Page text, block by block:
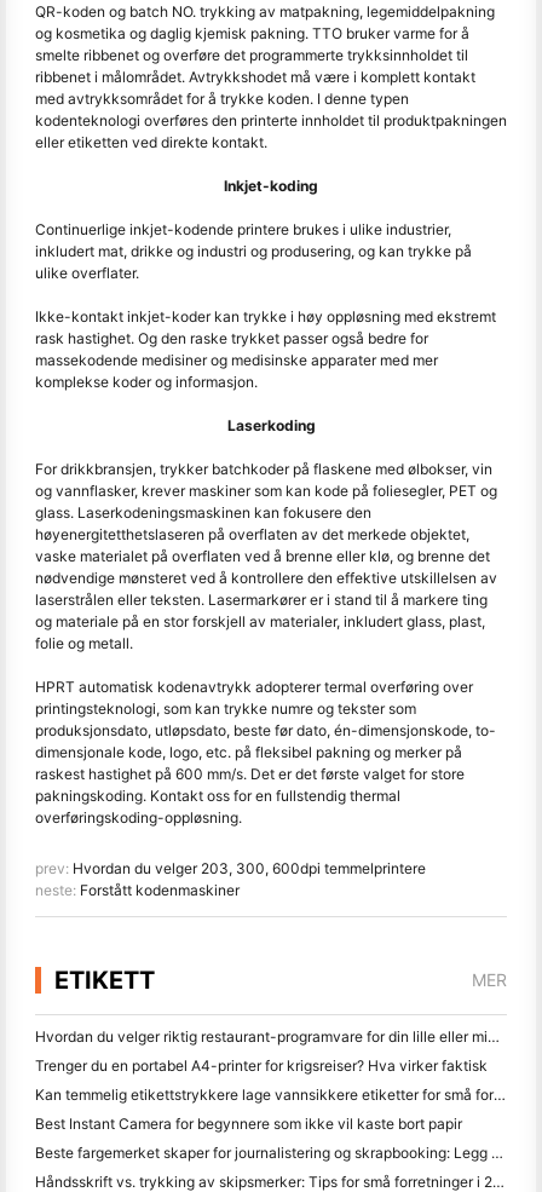
QR-koden og batch NO. trykking av matpakning, legemiddelpakning
og kosmetika og daglig kjemisk pakning. TTO bruker varme for å
smelte ribbenet og overføre det programmerte trykksinnholdet til
ribbenet i målområdet. Avtrykkshodet må være i komplett kontakt
med avtrykksområdet for å trykke koden. I denne typen
kodenteknologi overføres den printerte innholdet til produktpakningen
eller etiketten ved direkte kontakt.
Inkjet-koding
Continuerlige inkjet-kodende printere brukes i ulike industrier,
inkludert mat, drikke og industri og produsering, og kan trykke på
ulike overflater.
Ikke-kontakt inkjet-koder kan trykke i høy oppløsning med ekstremt
rask hastighet. Og den raske trykket passer også bedre for
massekodende medisiner og medisinske apparater med mer
komplekse koder og informasjon.
Laserkoding
For drikkbransjen, trykker batchkoder på flaskene med ølbokser, vin
og vannflasker, krever maskiner som kan kode på foliesegler, PET og
glass. Laserkodeningsmaskinen kan fokusere den
høyenergitetthetslaseren på overflaten av det merkede objektet,
vaske materialet på overflaten ved å brenne eller klø, og brenne det
nødvendige mønsteret ved å kontrollere den effektive utskillelsen av
laserstrålen eller teksten. Lasermarkører er i stand til å markere ting
og materiale på en stor forskjell av materialer, inkludert glass, plast,
folie og metall.
HPRT automatisk kodenavtrykk adopterer termal overføring over
printingsteknologi, som kan trykke numre og tekster som
produksjonsdato, utløpsdato, beste før dato, én-dimensjonskode, to-
dimensjonale kode, logo, etc. på fleksibel pakning og merker på
raskest hastighet på 600 mm/s. Det er det første valget for store
pakningskoding. Kontakt oss for en fullstendig thermal
overføringskoding-oppløsning.
prev: Hvordan du velger 203, 300, 600dpi temmelprintere
neste: Forstått kodenmaskiner
ETIKETT MER
Hvordan du velger riktig restaurant-programvare for din lille eller middelsstørrelse Restaurant
Trenger du en portabel A4-printer for krigsreiser? Hva virker faktisk
Kan temmelig etikettstrykkere lage vannsikkere etiketter for små forretningsprodukter?
Best Instant Camera for begynnere som ikke vil kaste bort papir
Beste fargemerket skaper for journalistering og skrapbooking: Legg mer farge til hver side
Håndsskrift vs. trykking av skipsmerker: Tips for små forretninger i 2026